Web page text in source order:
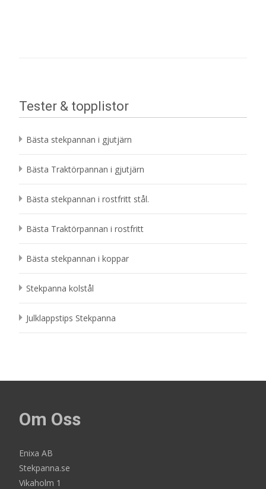
Tester & topplistor
Bästa stekpannan i gjutjärn
Bästa Traktörpannan i gjutjärn
Bästa stekpannan i rostfritt stål.
Bästa Traktörpannan i rostfritt
Bästa stekpannan i koppar
Stekpanna kolstål
Julklappstips Stekpanna
Om Oss
Enixa AB
Stekpanna.se
Vikaholm 1